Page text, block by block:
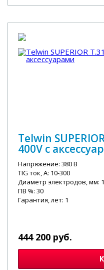
Telwin
400V с
Напряжение: 380 В
TIG ток, А: 10-300
Диаметр электродов, мм:
ПВ %: 30
Гарантия, лет: 1
444 200 руб.